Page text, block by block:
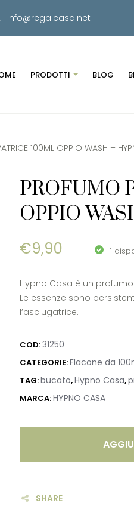
| info@regalcasa.net
PRODOTTI BLOG
100ML OPPIO WASH –
PROFUMO
OPPIO
€9,90 1
Hypno Casa è un
Le essenze sono
l’asciugatrice.
COD:31250
CATEGORIE:Flacone da
TAG:bucato,Hypno Casa,
MARCA:HYPNO CASA
SHARE